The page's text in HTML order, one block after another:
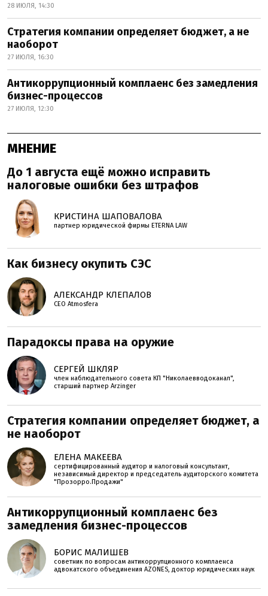
28 ИЮЛЯ, 14:30
Стратегия компании определяет бюджет, а не
наоборот
27 ИЮЛЯ, 16:30
Антикоррупционный комплаенс без замедления
бизнес-процессов
27 ИЮЛЯ, 12:30
МНЕНИЕ
До 1 августа ещё можно исправить
налоговые ошибки без штрафов
КРИСТИНА ШАПОВАЛОВА
партнер юридической фирмы ETERNA LAW
Как бизнесу окупить СЭС
АЛЕКСАНДР КЛЕПАЛОВ
СЕО Atmosfera
Парадоксы права на оружие
СЕРГЕЙ ШКЛЯР
член наблюдательного совета КП "Николаевводоканал",
старший партнер Arzinger
Стратегия компании определяет бюджет, а
не наоборот
ЕЛЕНА МАКЕЕВА
сертифицированный аудитор и налоговый консультант,
независимый директор и председатель аудиторского комитета
"Прозорро.Продажи"
Антикоррупционный комплаенс без
замедления бизнес-процессов
БОРИС МАЛИШЕВ
советник по вопросам антикоррупционного комплаенса
адвокатского объединения AZONES, доктор юридических наук